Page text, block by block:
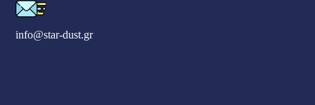
info@star-dust.gr